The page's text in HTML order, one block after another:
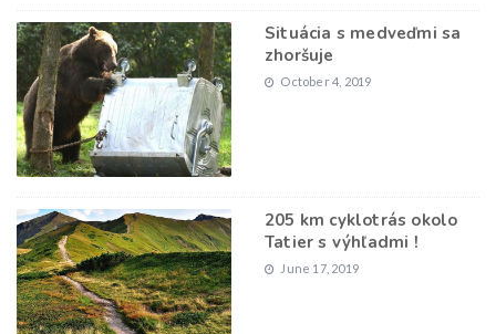
Situácia s medveďmi sa
zhoršuje
October 4, 2019
205 km cyklotrás okolo
Tatier s výhľadmi !
June 17, 2019